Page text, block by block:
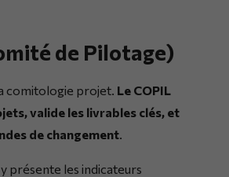
de Pilotage)
comitologie projet. Le COPIL
valide les livrables clés, et
de changement.
présente les indicateurs